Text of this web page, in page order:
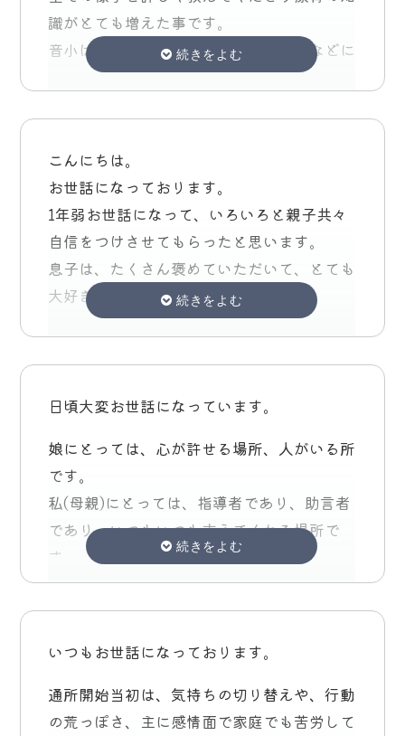
家でもやろうとしてくれた事がすごく嬉しか
ったです。 ぱっそで制作遊びをしたことが
きっかけで工作遊びが大好きになり、得意分
野に繋がったと今でも思っています。
だけでなく、周りの大学や専門の先生方と連
携して療育をしていることは魅力に感じまし
た。
私も周りのお母様方も自分の子どもの事なの
で特性や対応の仕方は自分なりにネットで調
べたり、会に参加したりで知識は少なからず
あるのかな？と思います。
子どもの事をよく見てくれていると日々思っ
あと少しでぱっそ卒業になっちゃうのは親と
してとても不安ですが、先日長田先生にアド
バイスいただいたことや先生方からのアドバ
イスをもとに子育て楽しくやっていけたらと
思える様になりました。
とてもいい環境で先生方の指導も魅力的で
通えたらと思っています。
てだったと思えると思います!
まとまりがありませんが、残りの療育もよろ
しくお願いします!
します。
残り少ないですが、最後までよろしくお願い
致します。
例えば、やらなければならないことがあって
も、プイっとして逃げていました。
今でもすんなりとはいかないですが「やりた
いこと」と「すべきこと」の切り替えができ
るようになりました。
親の接し方として学んだことは、あらかじめ
予告してから次の行動へ移させた方が、スム
ーズにいくということです。そうすること
で、時間やらなかればならいことへの意識が
少し身についてきたと思います。
見通しの延長線上にあることですが、音小へ
の参加も有益でした。
小学校の集団生活に事前の見通しを持たせる
て小学校生活に臨めると思っています。
最後に、新田先生を始め、先生方に相談、ア
ドバイス、息子の成長したことをお伝えいた
だくことにより、精神的に支えていただきま
した。
息子は早生まれ、かつ、発達障害という状況
とができたと思います。大変感謝していま
識がとても増えた事です。
音小は実際見る事ができたので、席順などに
気付けた事で小学校に伝える事ができまし
始めたんですが、年長になってからは発表会
など先生の指示をしっかり聞けていると担任
の先生から言ってもらえて成長を感じまし
た。
なにより本人が楽しく通っていたので安心し
て通わせる事ができました。
短い間でしたがありがとうございました。
こんにちは。
お世話になっております。
1年弱お世話になって、いろいろと親子共々
自信をつけさせてもらったと思います。
息子は、たくさん褒めていただいて、とても
大好きな場所になりました。
毎回違うことをやるのがイベントのようで楽
ことを楽しみにしています。
ることで不安が少なくなり悩みすぎなくてよ
くなりました。
小学生になることに不安がないわけではない
ですが、「大丈夫！」とドンとした母でいた
いと思います。
日頃大変お世話になっています。
娘にとっては、心が許せる場所、人がいる所
です。
私(母親)にとっては、指導者であり、助言者
であり、いつもいつも支えてくれる場所で
す。
らえているんだなと痛感しています。
そして、決して、どんな時も子供を見捨てな
い対応をして下さる事です。
いつもお世話になっております。
通所開始当初は、気持ちの切り替えや、行動
の荒っぽさ、主に感情面で家庭でも苦労して